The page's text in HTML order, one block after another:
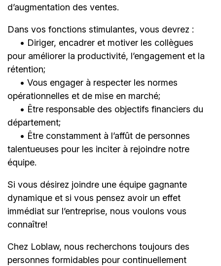
d’augmentation des ventes.
Dans vos fonctions stimulantes, vous devrez :
• Diriger, encadrer et motiver les collègues
pour améliorer la productivité, l’engagement et la
rétention;
• Vous engager à respecter les normes
opérationnelles et de mise en marché;
• Être responsable des objectifs financiers du
département;
• Être constamment à l’affût de personnes
talentueuses pour les inciter à rejoindre notre
équipe.
Si vous désirez joindre une équipe gagnante
dynamique et si vous pensez avoir un effet
immédiat sur l’entreprise, nous voulons vous
connaître!
Chez Loblaw, nous recherchons toujours des
personnes formidables pour continuellement